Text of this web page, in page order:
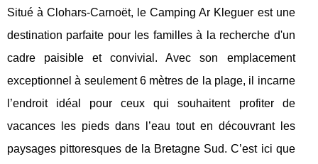
Situé à Clohars-Carnoët, le Camping Ar Kleguer est une
destination parfaite pour les familles à la recherche d'un
cadre paisible et convivial. Avec son emplacement
exceptionnel à seulement 6 mètres de la plage, il incarne
l’endroit idéal pour ceux qui souhaitent profiter de
vacances les pieds dans l’eau tout en découvrant les
paysages pittoresques de la Bretagne Sud. C’est ici que